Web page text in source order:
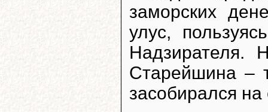
заморских
улус,
Надзирателя.
Старейшина –
засобирался на